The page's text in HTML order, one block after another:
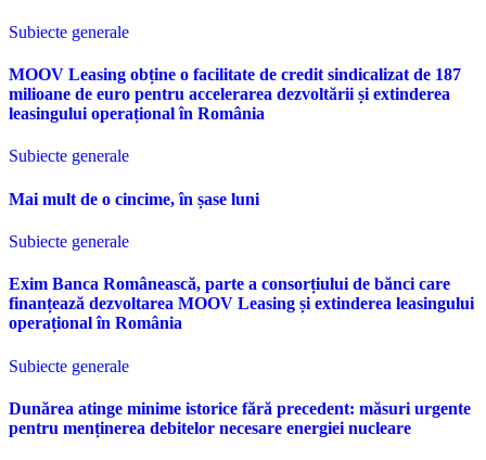
Subiecte generale
MOOV Leasing obține o facilitate de credit sindicalizat de 187
milioane de euro pentru accelerarea dezvoltării și extinderea
leasingului operațional în România
Subiecte generale
Mai mult de o cincime, în șase luni
Subiecte generale
Exim Banca Românească, parte a consorțiului de bănci care
finanțează dezvoltarea MOOV Leasing și extinderea leasingului
operațional în România
Subiecte generale
Dunărea atinge minime istorice fără precedent: măsuri urgente
pentru menținerea debitelor necesare energiei nucleare